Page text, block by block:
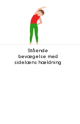
Stående
bevægelse med
sidelæns hældning